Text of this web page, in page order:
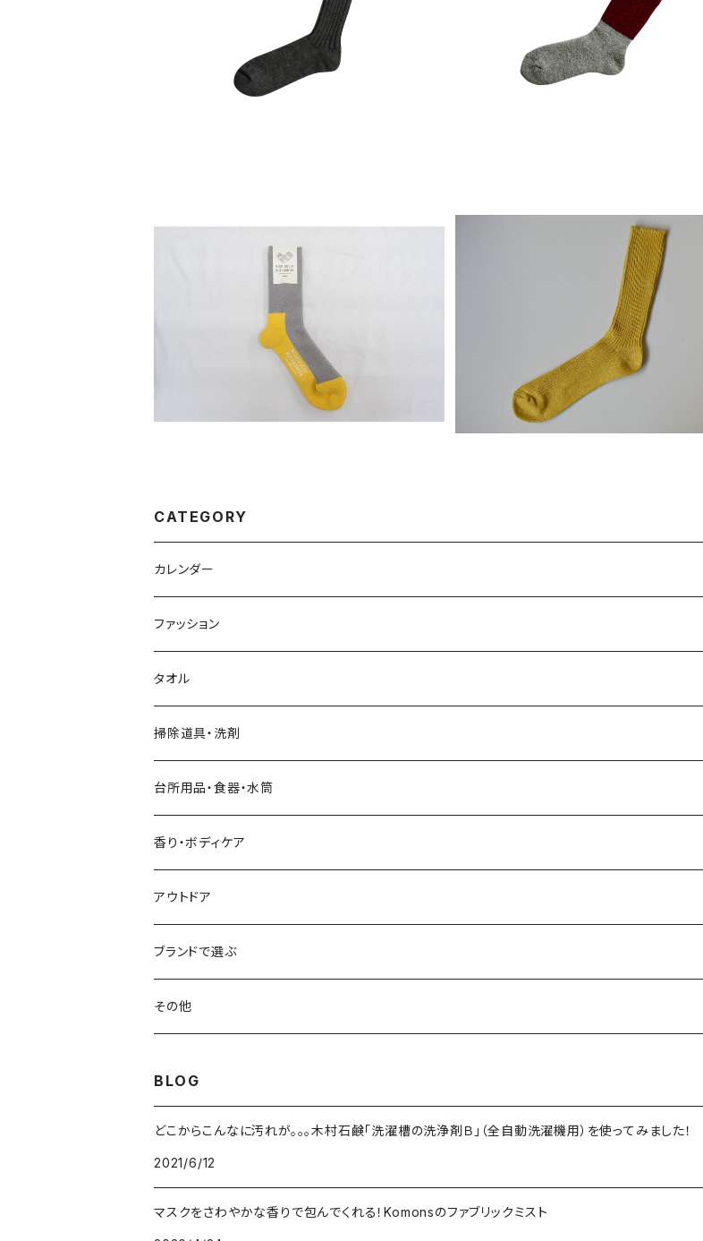
【Mサイズ】ウールリブソックス /NISHIGUC
HI KUTSUSHITA
¥2,200
【Mサイズ】 モヘアウールパイルソック
SHIGUCHI KUTSUSHITA
¥2,420
【Mサイズ】 ウールパイルトレイルソックス /N
ISHIGUCHI KUTSUSHITA
¥2,200
SHIGUCHI KUTSUSHITA
¥1,650
SOLD OUT
CATEGORY
カレンダー
ファッション
靴下
靴下（春夏）
靴下（秋冬）
手・首・おなか周り
バッグ・トートバッグ
タオル
掃除道具・洗剤
台所用品・食器・水筒
カトラリー
食器
台所用品
水筒
香り・ボディケア
アウトドア
ブランドで選ぶ
木村石鹸
SHOE SHAME /シューシェイム
SHINTO TOWEL / 神藤タオル
その他
BLOG
どこからこんなに汚れが。。。木村石鹸「洗濯槽の洗浄剤Ｂ」（全自動洗濯機用）を使ってみました！
2021/6/12
マスクをさわやかな香りで包んでくれる！Komonsのファブリックミスト